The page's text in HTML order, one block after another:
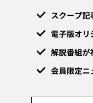
スクープ記
電子版オリ
解説番組が
会員限定ニ